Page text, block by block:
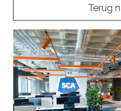
Terug